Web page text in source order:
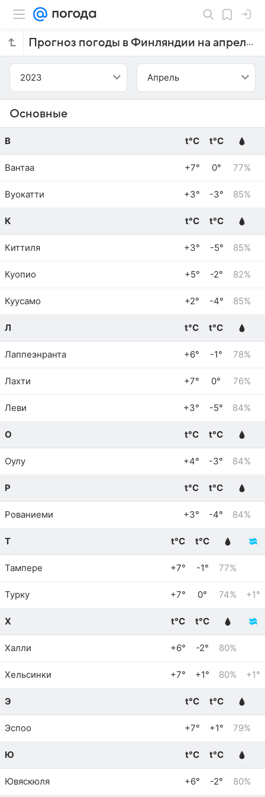
Прогноз погоды в Финляндии на апрель 2023 года
2023 Апрель
Основные
В t°C t°C
Вантаа +7° 0° 77%
Вуокатти +3° -3° 85%
К t°C t°C
Киттиля +3° -5° 85%
Куопио +5° -2° 82%
Куусамо +2° -4° 85%
Л t°C t°C
Лаппеэнранта +6° -1° 78%
Лахти +7° 0° 76%
Леви +3° -5° 84%
О t°C t°C
Оулу +4° -3° 84%
Р t°C t°C
Рованиеми +3° -4° 84%
Т t°C t°C
Тампере +7° -1° 77%
Турку +7° 0° 74% +1°
Х t°C t°C
Халли +6° -2° 80%
Хельсинки +7° +1° 80% +1°
Э t°C t°C
Эспоо +7° +1° 79%
Ю t°C t°C
Ювяскюля +6° -2° 80%